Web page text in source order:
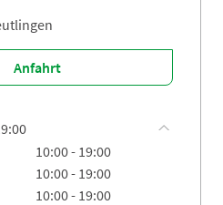
Anfahrt
10:00 - 19:00
10:00 - 19:00
10:00 - 19:00